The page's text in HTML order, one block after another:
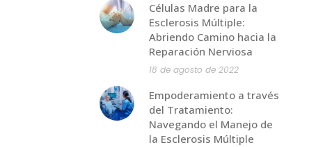
Células Madre para la
Esclerosis Múltiple:
Abriendo Camino hacia la
Reparación Nerviosa
18 de agosto de 2022
Empoderamiento a través
del Tratamiento:
Navegando el Manejo de
la Esclerosis Múltiple